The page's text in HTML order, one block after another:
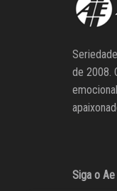
de 2008.
Siga o Ae